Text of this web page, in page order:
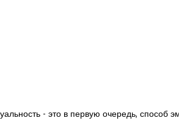
- это в первую очередь,